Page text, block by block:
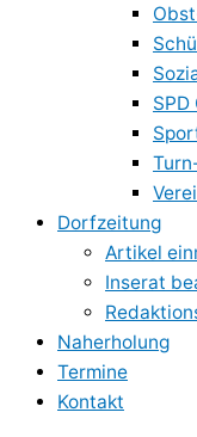
Dorfzeitung
Artikel
Inserat
Naherholung
Termine
Kontakt